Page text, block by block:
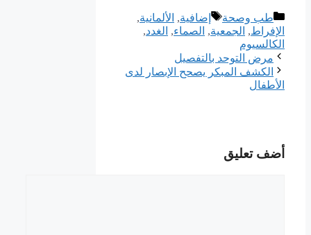
التصنيفات
طب وصحة الوسوم
إضافية, الألمانية,
الإفراط, ﺍﻟﺠﻤﻌﻴﺔ, الصماء, الغدد,
الكالسيوم
مرض التوحد بالتفصيل
الكشف المبكر يصحح الإبصار لدى
الأطفال
أضف تعليق